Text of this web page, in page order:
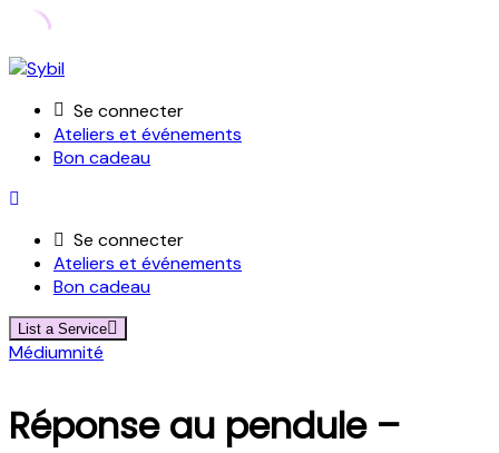
Skip
contentSe connecter
Ateliers et événements
Bon cadeau
Se connecter
Ateliers et événements
Bon cadeau
List a Service
Médiumnité
Réponse au pendule –